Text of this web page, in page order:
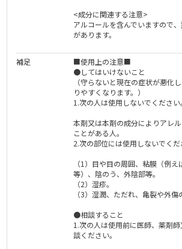
<成分に関連する注意>
アルコールを含んでいますので
があります。
補足
■使用上の注意■
●してはいけないこと
（守らないと現在の症状が悪化
りやすくなります。）
1.次の人は使用しないでください。
本剤又は本剤の成分によりアレ
ことがある人。
2.次の部位には使用しないでくだ
（1）目や目の周囲、粘膜（例
等）、陰のう、外陰部等。
（2）湿疹。
（3）湿潤、ただれ、亀裂や外傷
●相談すること
1.次の人は使用前に医師、薬剤
談ください。